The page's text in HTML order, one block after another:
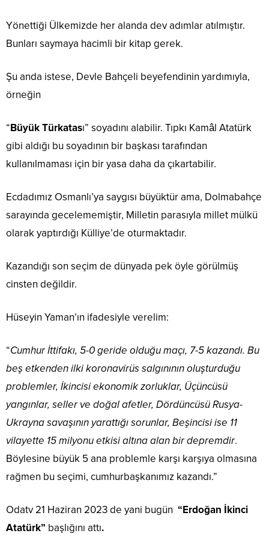
Yönettiği Ülkemizde her alanda dev adımlar atılmıştır.
Bunları saymaya hacimli bir kitap gerek.
Şu anda istese, Devle Bahçeli beyefendinin yardımıyla,
örneğin
“Büyük Türkatası” soyadını alabilir. Tıpkı Kamâl Atatürk
gibi aldığı bu soyadının bir başkası tarafından
kullanılmaması için bir yasa daha da çıkartabilir.
Ecdadımız Osmanlı’ya saygısı büyüktür ama, Dolmabahçe
sarayında gecelememiştir, Milletin parasıyla millet mülkü
olarak yaptırdığı Külliye’de oturmaktadır.
Kazandığı son seçim de dünyada pek öyle görülmüş
cinsten değildir.
Hüseyin Yaman’ın ifadesiyle verelim:
“Cumhur İttifakı, 5-0 geride olduğu maçı, 7-5 kazandı. Bu
beş etkenden ilki koronavirüs salgınının oluşturduğu
problemler, İkincisi ekonomik zorluklar, Üçüncüsü
yangınlar, seller ve doğal afetler, Dördüncüsü Rusya-
Ukrayna savaşının yarattığı sorunlar, Beşincisi ise 11
vilayette 15 milyonu etkisi altına alan bir depremdir.
Böylesine büyük 5 ana problemle karşı karşıya olmasına
rağmen bu seçimi, cumhurbaşkanımız kazandı.”
Odatv 21 Haziran 2023 de yani bugün “Erdoğan İkinci
Atatürk” başlığını attı.